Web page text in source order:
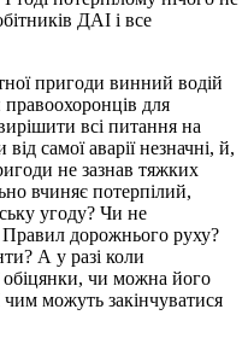
ДАІ і все
пригоди винний водій
для
всі питання на
самої аварії незначні, й,
не зазнав тяжких
вчиняє потерпілий,
угоду? Чи не
дорожнього руху?
А у разі коли
чи можна його
чим можуть закінчуватися